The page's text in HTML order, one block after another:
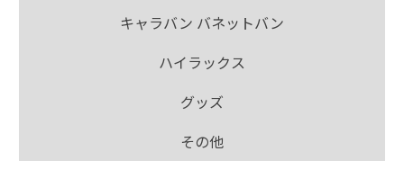
キャラバン バネットバン
ハイラックス
グッズ
その他